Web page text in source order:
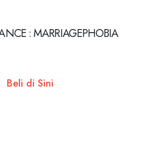
: MARRIAGEPHOBIA
Beli di Sini